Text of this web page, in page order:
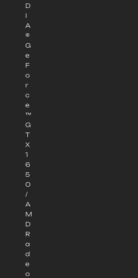
D
I
A
®
G
e
F
o
r
c
e
™
G
T
X
1
6
5
0
/
A
M
D
R
a
d
e
o